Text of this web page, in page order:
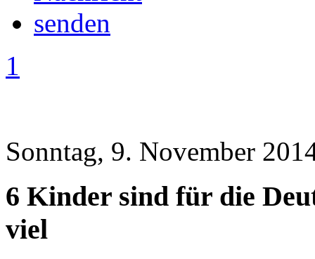
1
Sonntag, 9. November
6 Kinder sind für die
viel